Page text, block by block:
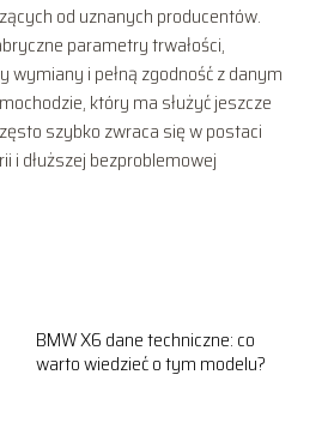
od uznanych producentów.
parametry trwałości,
wymiany i pełną zgodność z danym
który ma służyć jeszcze
szybko zwraca się w postaci
i dłuższej bezproblemowej
BMW X6 dane techniczne: co
warto wiedzieć o tym modelu?